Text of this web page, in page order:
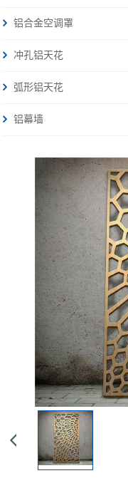
铝合金空调罩
冲孔铝天花
弧形铝天花
铝幕墙